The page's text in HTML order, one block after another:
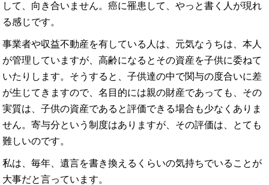
して、向き合いません。癌に罹患して、やっと書く人が現れ
る感じです。
事業者や収益不動産を有している人は、元気なうちは、本人
が管理していますが、高齢になるとその資産を子供に委ねて
いたりします。そうすると、子供達の中で関与の度合いに差
が生じてきますので、名目的には親の財産であっても、その
実質は、子供の資産であると評価できる場合も少なくありま
せん。寄与分という制度はありますが、その評価は、とても
難しいのです。
私は、毎年、遺言を書き換えるくらいの気持ちでいることが
大事だと言っています。